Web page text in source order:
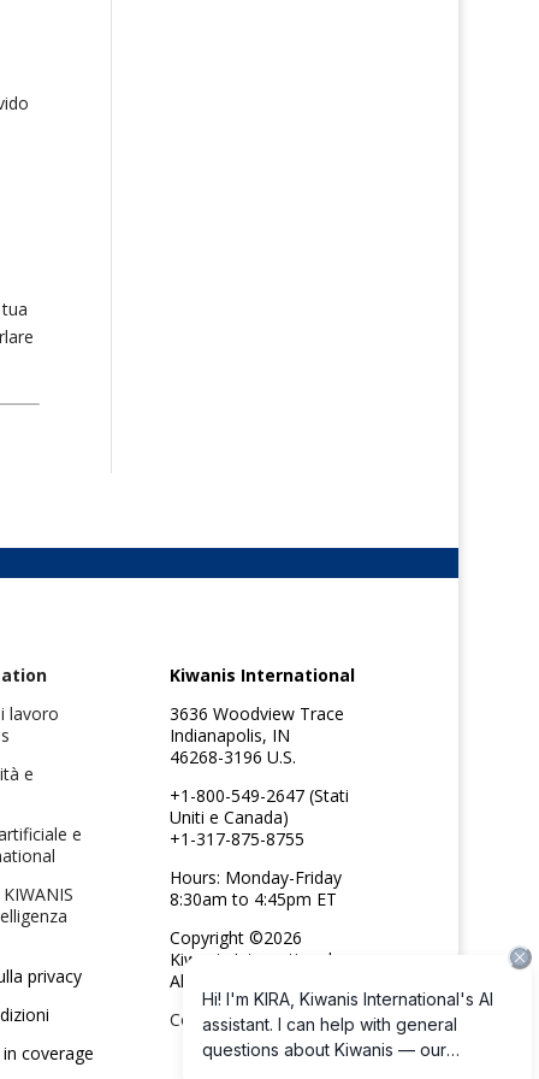
lavoro
e
e
privacy
coverage
Kiwanis International
3636 Woodview Trace
Indianapolis, IN
46268-3196 U.S.
+1-800-549-2647 (Stati
Uniti e Canada)
+1-317-875-8755
Hours: Monday-Friday
8:30am to 4:45pm ET
Copyright ©2026
Kiwanis International
All rights reserved
Contattaci